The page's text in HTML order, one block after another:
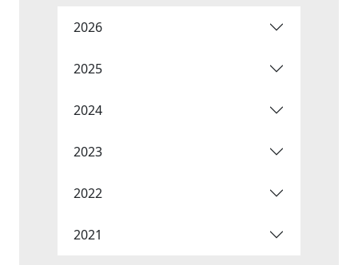
2026
2025
2024
2023
2022
2021